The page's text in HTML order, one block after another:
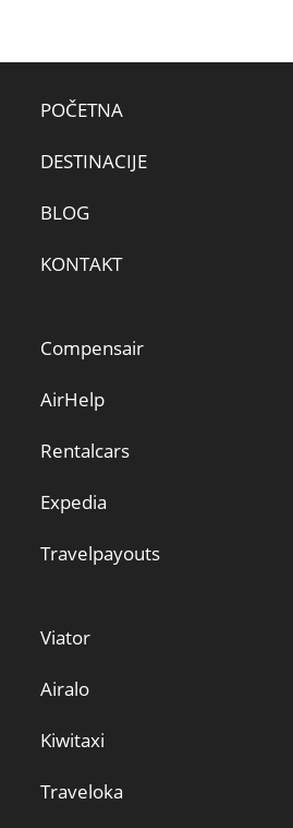
POČETNA
DESTINACIJE
BLOG
KONTAKT
Compensair
AirHelp
Rentalcars
Expedia
Travelpayouts
Viator
Airalo
Kiwitaxi
Traveloka